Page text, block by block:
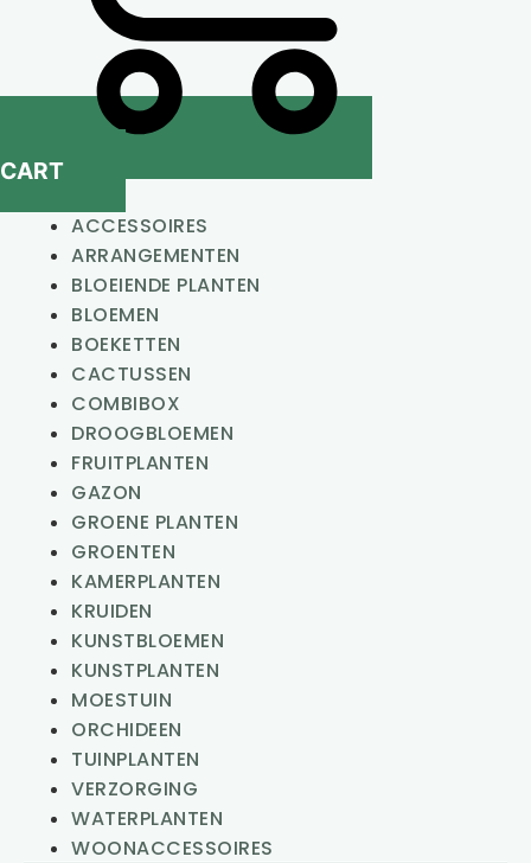
CART
ACCESSOIRES
ARRANGEMENTEN
BLOEIENDE PLANTEN
BLOEMEN
BOEKETTEN
CACTUSSEN
COMBIBOX
DROOGBLOEMEN
FRUITPLANTEN
GAZON
GROENE PLANTEN
GROENTEN
KAMERPLANTEN
KRUIDEN
KUNSTBLOEMEN
KUNSTPLANTEN
MOESTUIN
ORCHIDEEN
TUINPLANTEN
VERZORGING
WATERPLANTEN
WOONACCESSOIRES